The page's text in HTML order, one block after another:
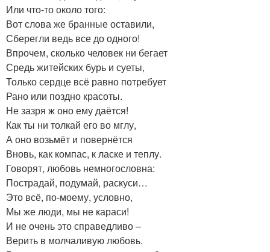
Или что-то около того:
Вот слова же бранные оставили,
Сберегли ведь все до одного!
Впрочем, сколько человек ни бегает
Средь житейских бурь и суеты,
Только сердце всё равно потребует
Рано или поздно красоты.
Не зазря ж оно ему даётся!
Как ты ни толкай его во мглу,
А оно возьмёт и повернётся
Вновь, как компас, к ласке и теплу.
Говорят, любовь немногословна:
Пострадай, подумай, раскуси…
Это всё, по-моему, условно,
Мы же люди, мы не караси!
И не очень это справедливо –
Верить в молчаливую любовь.